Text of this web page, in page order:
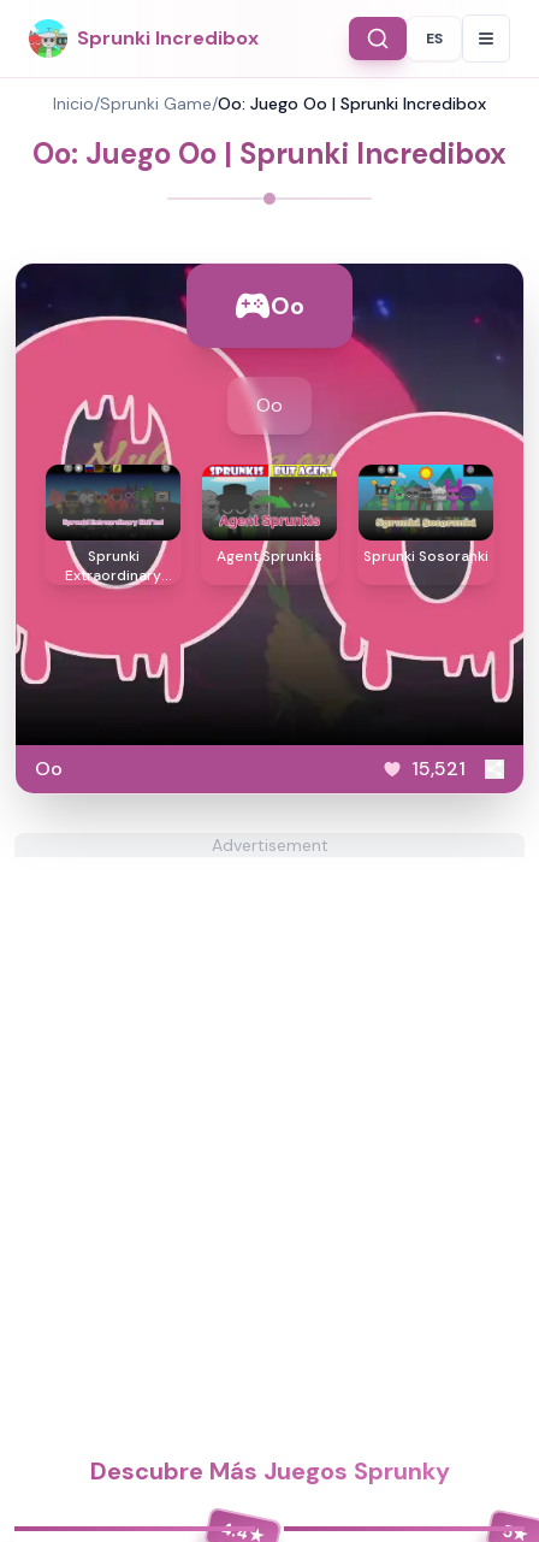
Sprunki Incredibox Select
ES
Inicio/Sprunki Game/Oo: Juego Oo | Sprunki Incredibox
Oo: Juego Oo | Sprunki Incredibox
Oo
Oo
Sprunki
Extraordinary
Shifted
Agent Sprunkis Sprunki Sosoranki
Oo 15,521
Advertisement
Descubre Más Juegos Sprunky
4.4★ 5★